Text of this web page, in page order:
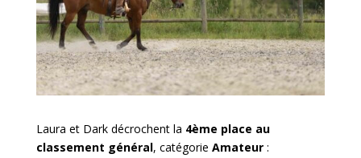
Laura et Dark décrochent la 4ème place au
classement général, catégorie Amateur: